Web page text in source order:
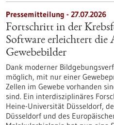
Pressemitteilung - 27.07.2026
Fortschritt in der
Software erleichtert die
Gewebebilder
Dank moderner
möglich, mit nur einer
Zellen im Gewebe vorhanden
sind. Ein interdisziplinäres
Heine-Universität Düsseldorf,
Düsseldorf und des